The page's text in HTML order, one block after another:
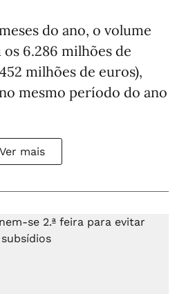
do ano, o volume
6.286 milhões de
milhões de euros),
mesmo período do ano
Ver mais